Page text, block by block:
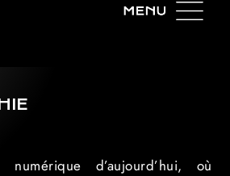
d’aujourd’hui, où